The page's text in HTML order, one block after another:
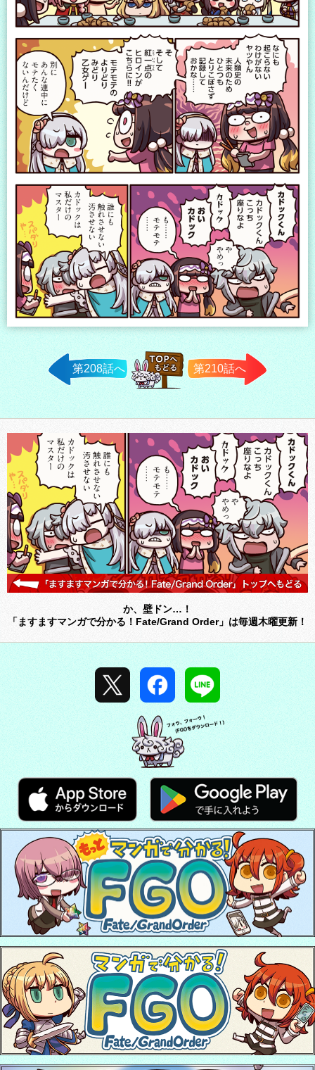
第208話へ
TOPへ戻
る
第210話へ
か、壁ドン…！
「ますますマンガで分かる！Fate/Grand Order」は毎週木曜更新！